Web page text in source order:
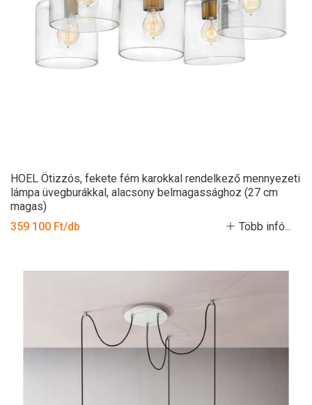
HOEL Ötizzós, fekete fém karokkal rendelkező mennyezeti
lámpa üvegburákkal, alacsony belmagassághoz (27 cm
magas)
359 100 Ft/db
Több infó...